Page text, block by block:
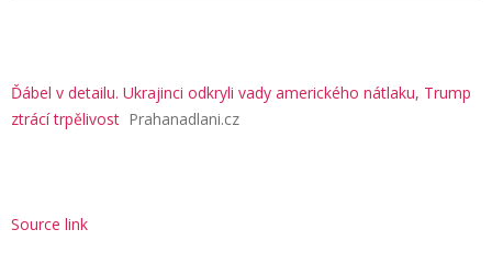
Ďábel v detailu. Ukrajinci odkryli vady amerického nátlaku, Trump
ztrácí trpělivost Prahanadlani.cz
Source link